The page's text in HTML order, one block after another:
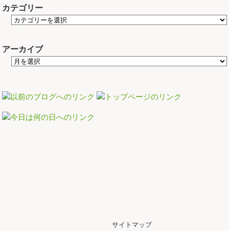
カテゴリー
アーカイブ
サイトマップ